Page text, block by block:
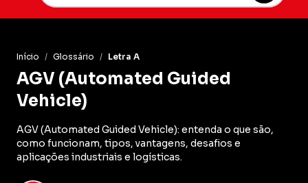
Início / Glossário / Letra A
AGV (Automated Guided
Vehicle)
AGV (Automated Guided Vehicle): entenda o que são,
como funcionam, tipos, vantagens, desafios e
aplicações industriais e logísticas.